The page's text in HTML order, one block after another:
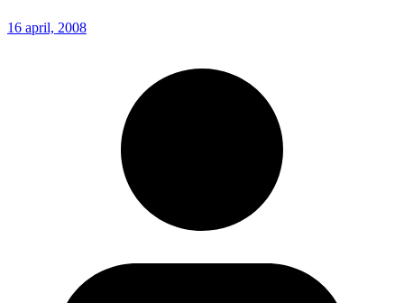
16 april, 2008